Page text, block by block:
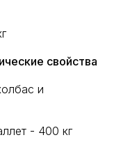
свойства
и
- 400 кг